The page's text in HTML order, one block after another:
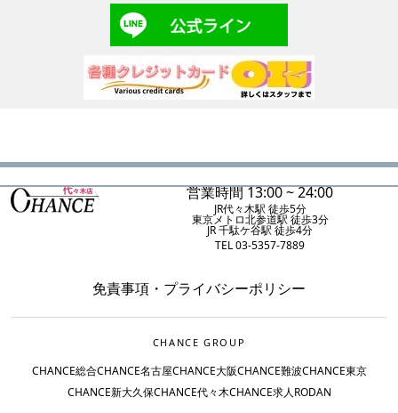
営業時間 13:00 ~ 24:00
JR代々木駅 徒歩5分
東京メトロ北参道駅 徒歩3分
JR 千駄ケ谷駅 徒歩4分
TEL 03-5357-7889
免責事項 ・ プライバシーポリシー
CHANCE GROUP
CHANCE総合CHANCE名古屋CHANCE大阪CHANCE難波CHANCE東京
CHANCE新大久保CHANCE代々木CHANCE求人RODAN